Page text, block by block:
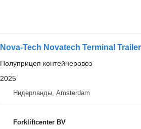
Nova-Tech Novatech Terminal
Полуприцеп контейнеровоз
2025
Нидерланды, Amsterdam
Forkliftcenter BV